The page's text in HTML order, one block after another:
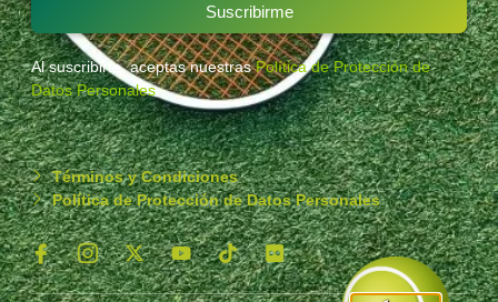
Suscribirme
Al suscribirte, aceptas nuestrasPolítica de Protección de
Datos Personales.
Términos y Condiciones
Política de Protección de Datos Personales